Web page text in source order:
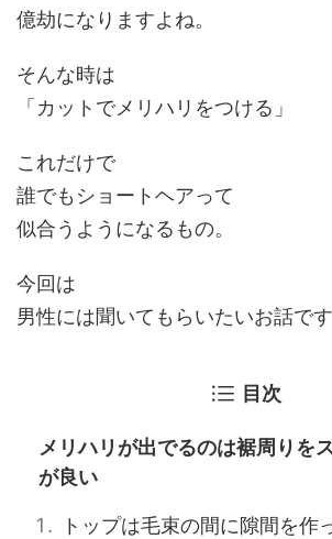
億劫になりますよね。
そんな時は
「カットでメリハリ をつける」
これだけで
誰でもショートヘアって
似合う ようになるもの。
今回は
男性には聞いてもらいたいお話です
目次
メリハリが出でるのは裾周りを
が良い
トップは毛束の間に隙間を作